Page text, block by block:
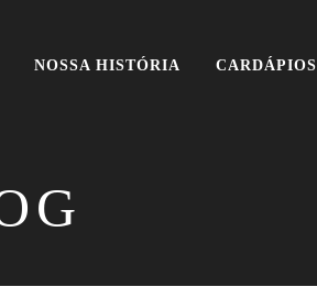
NOSSA HISTÓRIA CARDÁPIOS